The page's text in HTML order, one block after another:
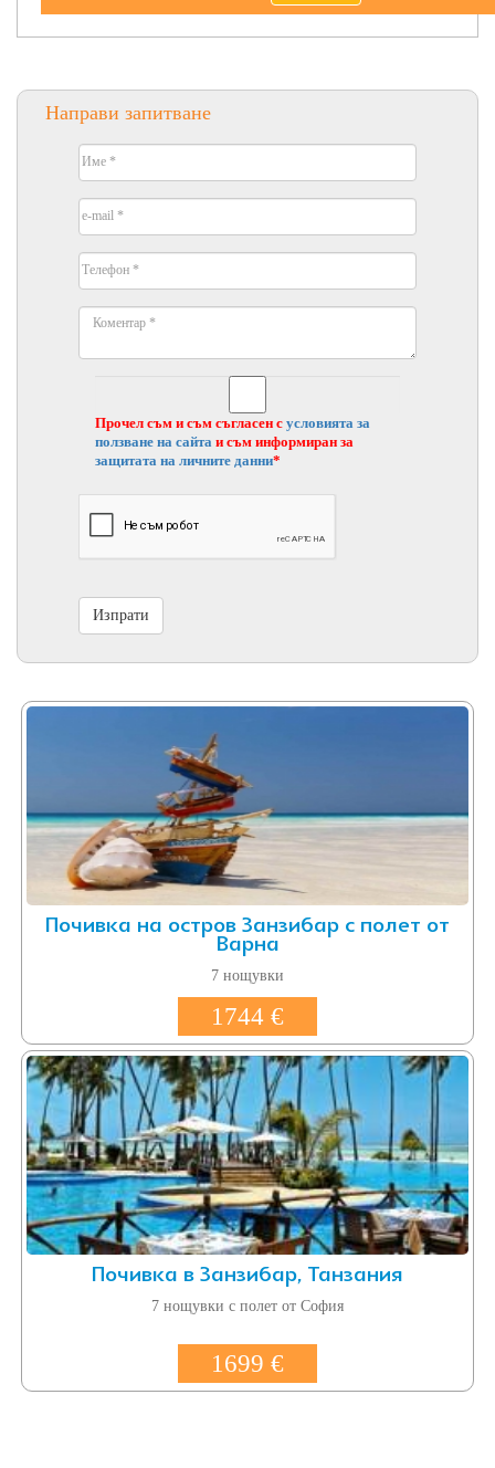
Направи запитване
Прочел съм и съм съгласен с условията за
ползване на сайта и съм информиран за
защитата на личните данни*
Почивка на остров Занзибар с полет от
Варна
7 нощувки
1744 €
Почивка в Занзибар, Танзания
7 нощувки с полет от София
1699 €